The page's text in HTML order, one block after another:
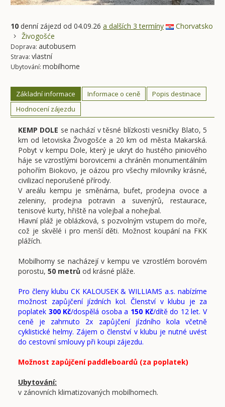
10 denní zájezd od 04.09.26 a dalších 3 termíny
Chorvatsko
Živogošće
Doprava: autobusem
Strava: vlastní
Ubytování: mobilhome
Základní informace Informace o ceně
Popis destinace
Hodnocení zájezdu
KEMP DOLE se nachází v těsné blízkosti vesničky Blato, 5
km od letoviska Živogošće a 20 km od města Makarská.
Pobyt v kempu Dole, který je ukryt do hustého piniového
háje se vzrostlými borovicemi a chráněn monumentálním
pohořím Biokovo, je oázou pro všechy milovníky krásné,
civilizací neporušené přírody.
V areálu kempu je směnárna, bufet, prodejna ovoce a
zeleniny, prodejna potravin a suvenýrů, restaurace,
tenisové kurty, hřiště na volejbal a nohejbal.
Hlavní pláž je oblázková, s pozvolným vstupem do moře,
což je skvělé i pro menší děti. Možnost koupání na FKK
plážích.
Mobilhomy se nacházejí v kempu ve vzrostlém borovém
porostu, 50 metrů od krásné pláže.
Pro členy klubu CK KALOUSEK & WILLIAMS a.s. nabízíme
možnost zapůjčení jízdních kol. Členství v klubu je za
poplatek 300 Kč/dospělá osoba a 150 Kč/dítě do 12 let. V
ceně je zahrnuto 2x zapůjčení jízdního kola včetně
cyklistické helmy. Zájem o členství v klubu je nutné uvést
do cestovní smlouvy při koupi zájezdu.
Možnost zapůjčení paddleboardů (za poplatek)
Ubytování:
v zánovních klimatizovaných mobilhomech.